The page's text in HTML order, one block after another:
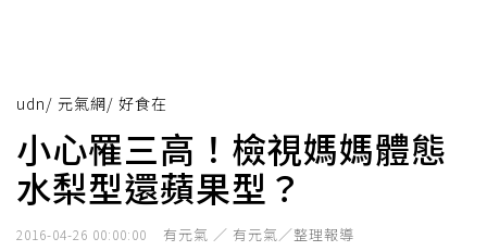
udn/ 元氣網/ 好食在
小心罹三高！檢視媽媽體態
水梨型還蘋果型？
2016-04-26 00:00:00 有元氣 ／ 有元氣／整理報導